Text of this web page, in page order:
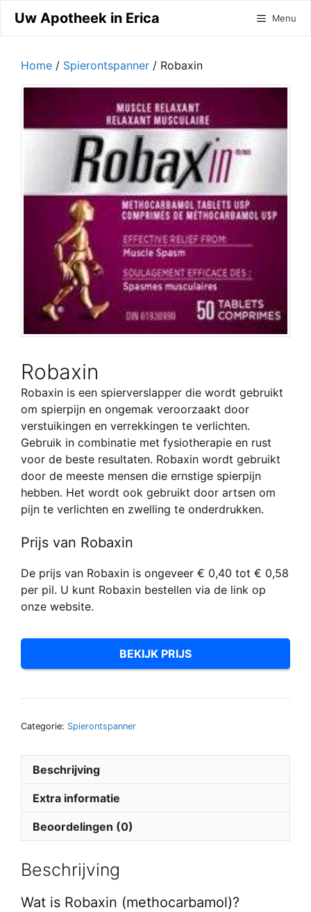
naar
inhoud
Uw Apotheek in Erica Menu
Home / Spierontspanner / Robaxin
Robaxin
Robaxin is een spierverslapper die wordt gebruikt
om spierpijn en ongemak veroorzaakt door
verstuikingen en verrekkingen te verlichten.
Gebruik in combinatie met fysiotherapie en rust
voor de beste resultaten. Robaxin wordt gebruikt
door de meeste mensen die ernstige spierpijn
hebben. Het wordt ook gebruikt door artsen om
pijn te verlichten en zwelling te onderdrukken.
Prijs van Robaxin
De prijs van Robaxin is ongeveer € 0,40 tot € 0,58
per pil. U kunt Robaxin bestellen via de link op
onze website.
BEKIJK PRIJS
Categorie: Spierontspanner
Beschrijving
Extra informatie
Beoordelingen (0)
Beschrijving
Wat is Robaxin (methocarbamol)?